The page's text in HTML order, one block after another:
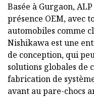
Basée à Gurgaon,
présence OEM, avec
automobiles comme
Nishikawa est une
de conception, qui
solutions globales de
fabrication de
avant au pare-chocs